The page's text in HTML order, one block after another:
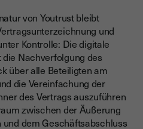
von Youtrust bleibt
und
Kontrolle: Die digitale
Nachverfolgung des
über alle Beteiligten am
die Vereinfachung der
des Vertrags auszuführen
zwischen der Äußerung
dem Geschäftsabschluss